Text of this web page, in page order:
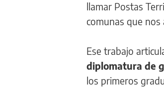
llamar Postas
comunas que nos
Ese trabajo
diplomatura de
los primeros